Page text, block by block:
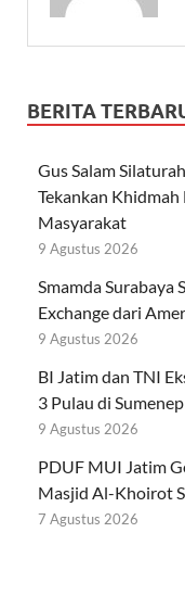
BERITA
Gus Salam
Tekankan
Masyarakat
9 Agustus 2026
Smamda Surabaya
Exchange dari
9 Agustus 2026
BI Jatim dan TNI
3 Pulau di Sumenep
9 Agustus 2026
PDUF MUI Jatim
Masjid Al-Khoirot
7 Agustus 2026